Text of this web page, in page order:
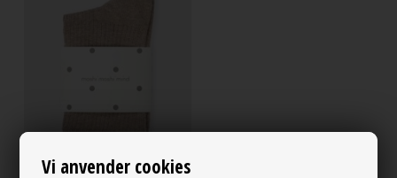
Vi anvender cookies